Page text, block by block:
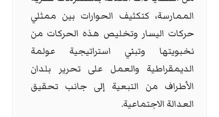
الممارسة، كتكثيف الحوارات بين ممثلي
حركات اليسار وتخليص هذه الحركات من
نخبويتها وتبني استراتيجية عولمة
الديمقراطية والعمل على تحرير بلدان
الأطراف من التبعية إلى جانب تحقيق
العدالة الاجتماعية.